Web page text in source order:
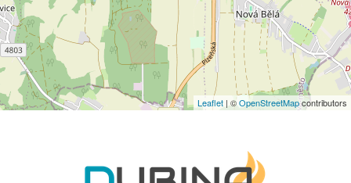
Leaflet | ©OpenStreetMapcontributors